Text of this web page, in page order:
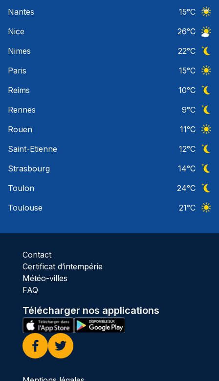
Nantes
15°C
Nice
26°C
Nimes
22°C
Paris
15°C
Reims
10°C
Rennes
9°C
Rouen
11°C
Saint-Etienne
12°C
Strasbourg
14°C
Toulon
24°C
Toulouse
21°C
Contact
Certificat d’intempérie
Météo-villes
FAQ
Télécharger nos applications
Facebook
Twitter